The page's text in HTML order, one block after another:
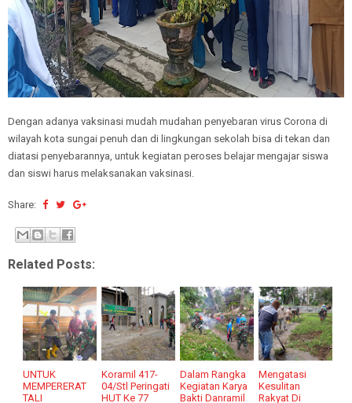
Dengan adanya vaksinasi mudah mudahan penyebaran virus Corona di
wilayah kota sungai penuh dan di lingkungan sekolah bisa di tekan dan
diatasi penyebarannya, untuk kegiatan peroses belajar mengajar siswa
dan siswi harus melaksanakan vaksinasi.
Share:
Related Posts:
UNTUK
MEMPERERAT
TALI
Koramil 417-
04/Stl Peringati
HUT Ke 77
Dalam Rangka
Kegiatan Karya
Bakti Danramil
Mengatasi
Kesulitan
Rakyat Di